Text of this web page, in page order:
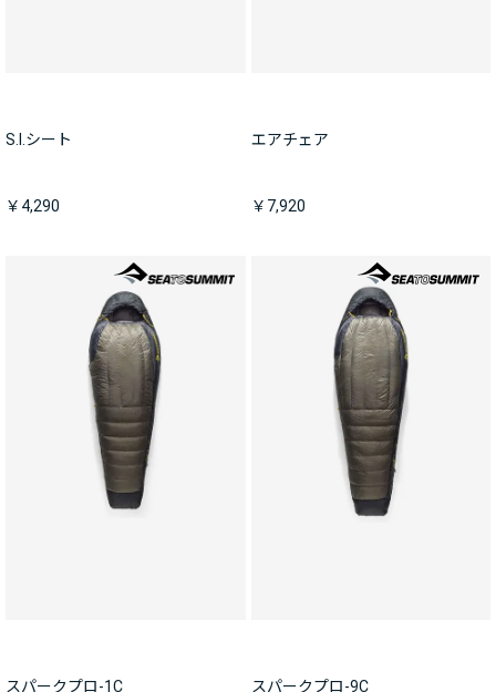
S.I.シート
￥4,290
エアチェア
￥7,920
スパークプロ-1C スパークプロ-9C